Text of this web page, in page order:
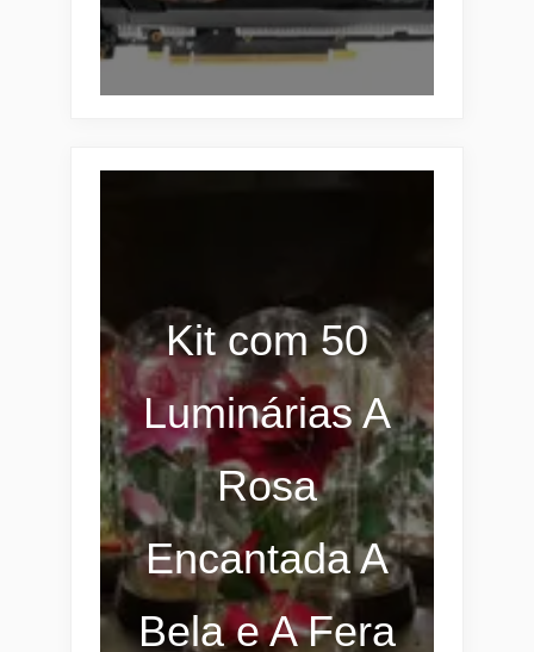
Kit com 50
Luminárias A
Rosa
Encantada A
Bela e A Fera